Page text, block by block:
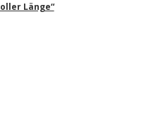
Länge“